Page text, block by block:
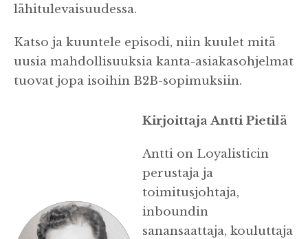
lähitulevaisuudessa.
Katso ja kuuntele episodi, niin kuulet mitä
uusia mahdollisuuksia kanta-asiakasohjelmat
tuovat jopa isoihin B2B-sopimuksiin.
Kirjoittaja Antti Pietilä
Antti on Loyalisticin
perustaja ja
toimitusjohtaja,
inboundin
sanansaattaja, kouluttaja